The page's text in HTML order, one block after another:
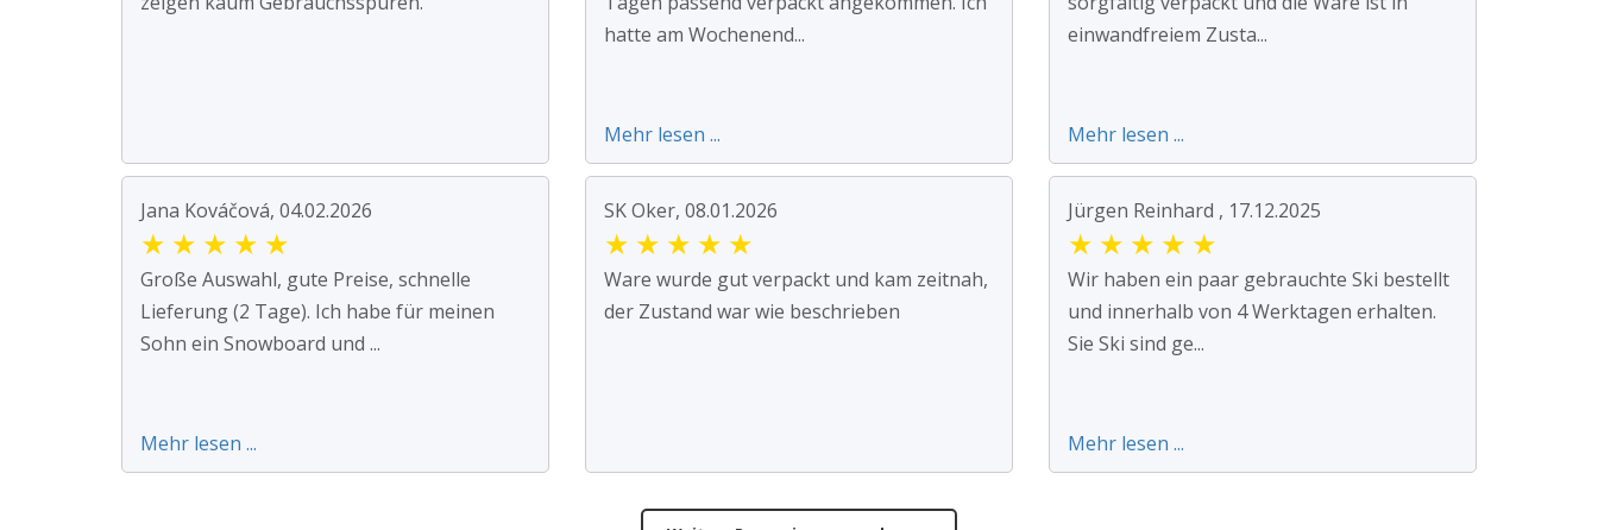
hatte am Wochenend...
Mehr lesen ...
einwandfreiem Zusta...
Mehr lesen ...
Jana Kováčová, 04.02.2026
★ ★ ★ ★ ★
Große Auswahl, gute Preise, schnelle
Lieferung (2 Tage). Ich habe für meinen
Sohn ein Snowboard und ...
Mehr lesen ...
SK Oker, 08.01.2026
★ ★ ★ ★ ★
Ware wurde gut verpackt und kam zeitnah,
der Zustand war wie beschrieben
Jürgen Reinhard , 17.12.2025
★ ★ ★ ★ ★
Wir haben ein paar gebrauchte Ski bestellt
und innerhalb von 4 Werktagen erhalten.
Sie Ski sind ge...
Mehr lesen ...